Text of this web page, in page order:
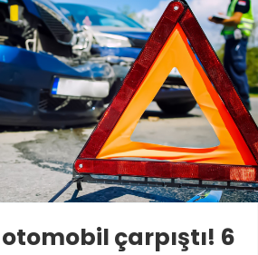
çarpıştı! 6